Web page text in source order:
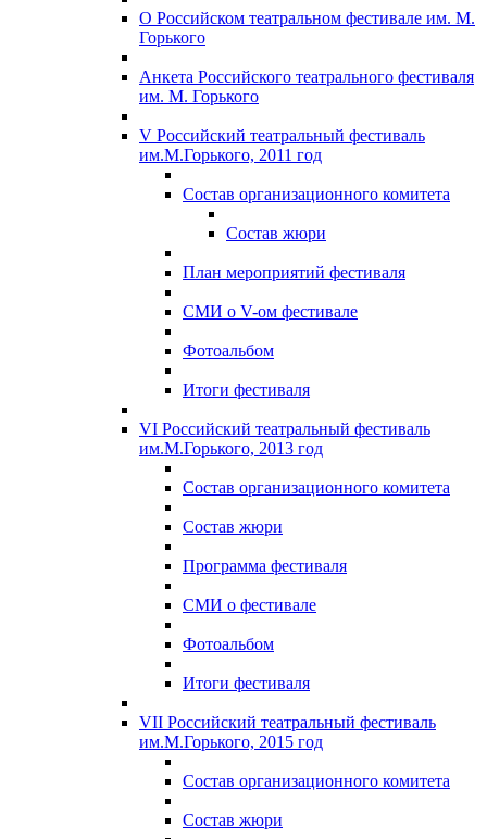
О Российском театральном фестивале им. М.
Горького
Анкета Российского театрального фестиваля
им. М. Горького
V Российский театральный фестиваль
им.М.Горького, 2011 год
Состав организационного комитета
Состав жюри
План мероприятий фестиваля
СМИ о V-ом фестивале
Фотоальбом
Итоги фестиваля
VI Российский театральный фестиваль
им.М.Горького, 2013 год
Состав организационного комитета
Состав жюри
Программа фестиваля
СМИ о фестивале
Фотоальбом
Итоги фестиваля
VII Российский театральный фестиваль
им.М.Горького, 2015 год
Состав организационного комитета
Состав жюри